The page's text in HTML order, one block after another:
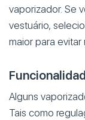
vaporizador. Se
vestuário,
maior para
Alguns
Tais como